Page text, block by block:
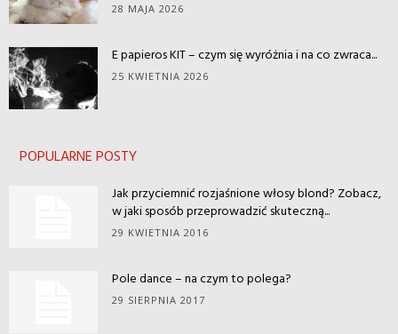
28 MAJA 2026
E papieros KIT – czym się wyróżnia i na co zwraca...
25 KWIETNIA 2026
POPULARNE POSTY
Jak przyciemnić rozjaśnione włosy blond? Zobacz,
w jaki sposób przeprowadzić skuteczną...
29 KWIETNIA 2016
Pole dance – na czym to polega?
29 SIERPNIA 2017